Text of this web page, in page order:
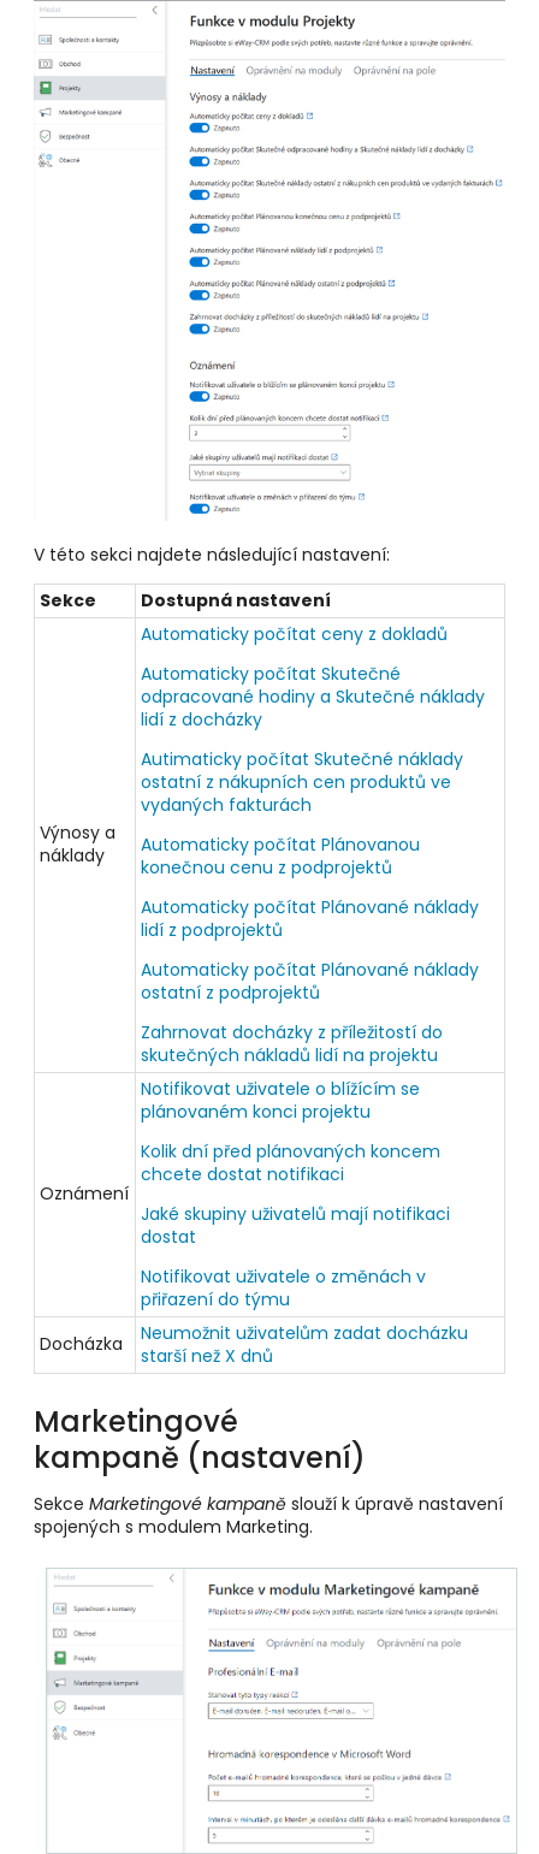
V této sekci najdete následující nastavení:
Sekce
Dostupná nastavení
Výnosy a
náklady
Automaticky počítat ceny z dokladů
Automaticky počítat Skutečné
odpracované hodiny a Skutečné náklady
lidí z docházky
Autimaticky počítat Skutečné náklady
ostatní z nákupních cen produktů ve
vydaných fakturách
Automaticky počítat Plánovanou
konečnou cenu z podprojektů
Automaticky počítat Plánované náklady
lidí z podprojektů
Automaticky počítat Plánované náklady
ostatní z podprojektů
Zahrnovat docházky z příležitostí do
skutečných nákladů lidí na projektu
Oznámení
Notifikovat uživatele o blížícím se
plánovaném konci projektu
Kolik dní před plánovaných koncem
chcete dostat notifikaci
Jaké skupiny uživatelů mají notifikaci
dostat
Notifikovat uživatele o změnách v
přiřazení do týmu
Docházka
Neumožnit uživatelům zadat docházku
starší než X dnů
Marketingové
kampaně (nastavení)
Sekce Marketingové kampaně slouží k úpravě nastavení
spojených s modulem Marketing.